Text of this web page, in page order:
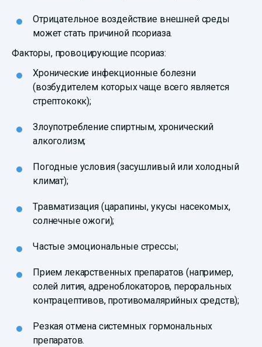
Отрицательное воздействие внешней среды
может стать причиной псориаза.
Факторы, провоцирующие псориаз:
Хронические инфекционные болезни
(возбудителем которых чаще всего является
стрептококк);
Злоупотребление спиртным, хронический
алкоголизм;
Погодные условия (засушливый или холодный
климат);
Травматизация (царапины, укусы насекомых,
солнечные ожоги);
Частые эмоциональные стрессы;
Прием лекарственных препаратов (например,
солей лития, адреноблокаторов, пероральных
контрацептивов, противомалярийных средств);
Резкая отмена системных гормональных
препаратов.